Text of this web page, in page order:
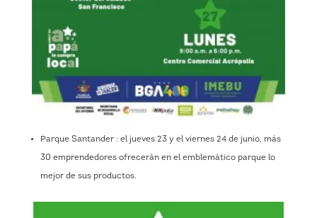
Parque Santander : el jueves 23 y el viernes 24 de junio, más
30 emprendedores ofrecerán en el emblemático parque lo
mejor de sus productos.